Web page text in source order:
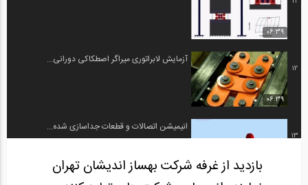
06:39
12
06:39
آزمایش لابراتوری میراگر اصطکاکی دورانی...
13
انیمیشن اتصالات و قطعات جداسازی شده...
بازدید از غرفه شرکت بهساز اندیشان تهران